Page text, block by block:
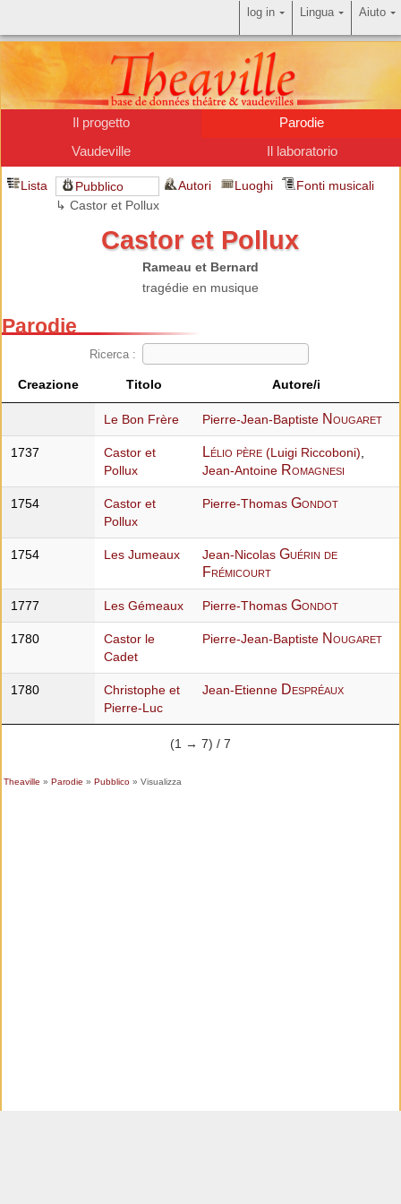
Il progetto
Parodie
Vaudeville
Il laboratorio
Lista
Pubblico
↳ Castor et Pollux
Autori Luoghi Fonti musicali
Castor et Pollux
Rameau et Bernard
tragédie en musique
Parodie
Ricerca :
Creazione Titolo Autore/i
Le Bon Frère Pierre-Jean-Baptiste Nougaret
1737
Castor et
Pollux
Lélio père(Luigi Riccoboni),
Jean-Antoine Romagnesi
1754
Castor et
Pollux
Pierre-Thomas Gondot
1754 Les Jumeaux Jean-Nicolas Guérin de
Frémicourt
1777 Les Gémeaux Pierre-Thomas Gondot
1780
Castor le
Cadet
Pierre-Jean-Baptiste Nougaret
1780
Christophe et
Pierre-Luc
Jean-Etienne Despréaux
(1 → 7) / 7
Theaville » Parodie » Pubblico» Visualizza
Aiuto
Lingua
log in